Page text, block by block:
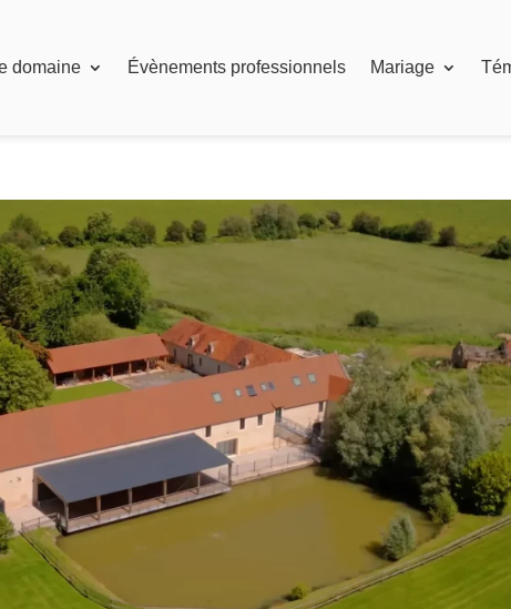
domaine Évènements professionnels Mariage